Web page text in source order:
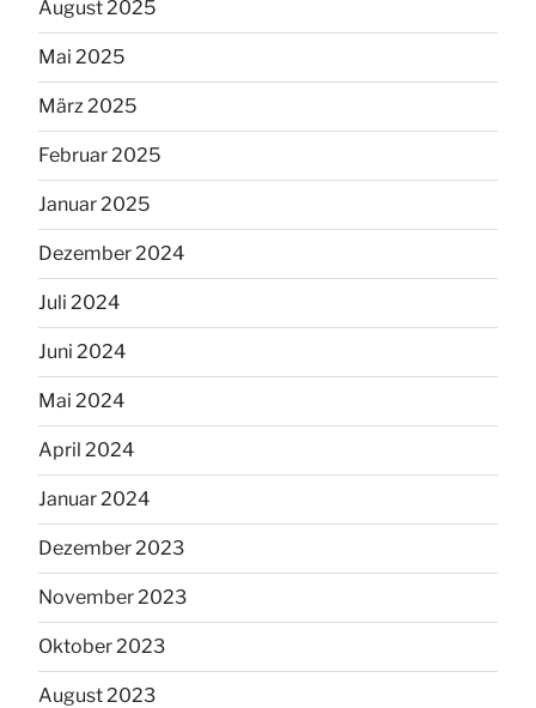
August 2025
Mai 2025
März 2025
Februar 2025
Januar 2025
Dezember 2024
Juli 2024
Juni 2024
Mai 2024
April 2024
Januar 2024
Dezember 2023
November 2023
Oktober 2023
August 2023